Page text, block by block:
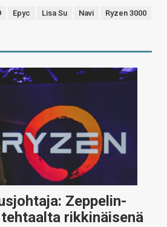
Epyc Lisa Su Navi
Ryzen 3000
Zeppelin-
rikkinäisenä